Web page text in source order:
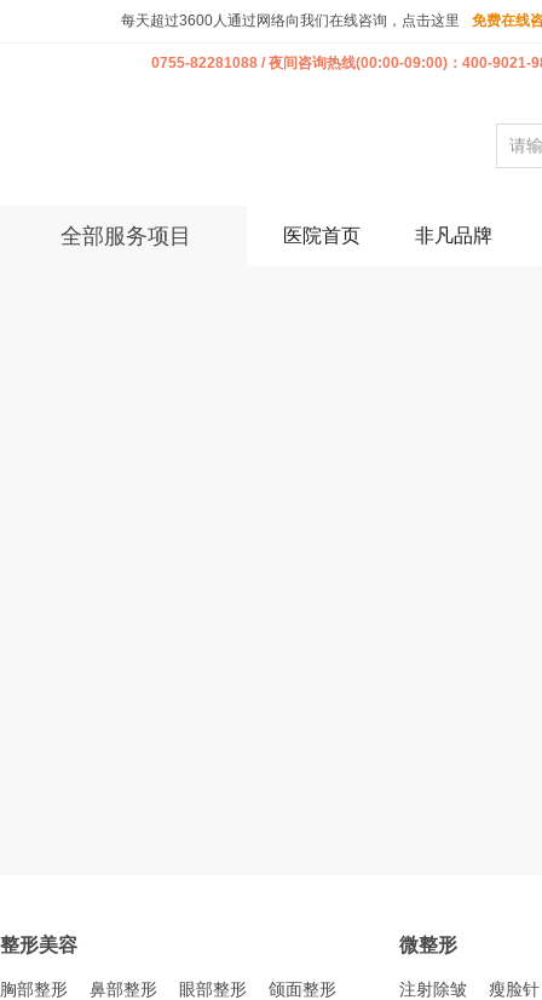
每天超过3600人通过网络向我们在线咨询，点击这里 免费在线
0755-82281088 / 夜间咨询热线(00:00-09:00)：400-9021-
全部服务项目 医院首页 非凡品牌
整形美容
胸部整形 鼻部整形 眼部整形 颌面整形
微整形
注射除皱 瘦脸针